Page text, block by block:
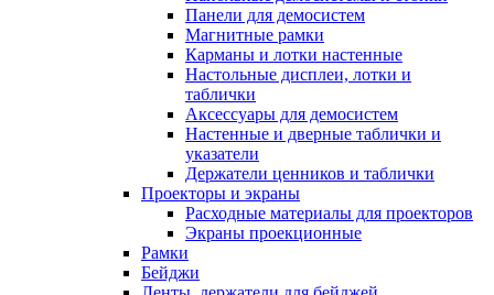
Панели для демосистем
Магнитные рамки
Карманы и лотки настенные
Настольные дисплеи, лотки и
таблички
Аксессуары для демосистем
Настенные и дверные таблички и
указатели
Держатели ценников и таблички
Проекторы и экраны
Расходные материалы для проекторов
Экраны проекционные
Рамки
Бейджи